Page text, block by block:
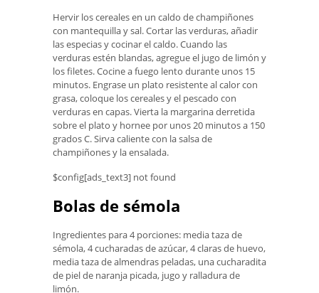
Hervir los cereales en un caldo de champiñones
con mantequilla y sal. Cortar las verduras, añadir
las especias y cocinar el caldo. Cuando las
verduras estén blandas, agregue el jugo de limón y
los filetes. Cocine a fuego lento durante unos 15
minutos. Engrase un plato resistente al calor con
grasa, coloque los cereales y el pescado con
verduras en capas. Vierta la margarina derretida
sobre el plato y hornee por unos 20 minutos a 150
grados C. Sirva caliente con la salsa de
champiñones y la ensalada.
$config[ads_text3] not found
Bolas de sémola
Ingredientes para 4 porciones: media taza de
sémola, 4 cucharadas de azúcar, 4 claras de huevo,
media taza de almendras peladas, una cucharadita
de piel de naranja picada, jugo y ralladura de
limón.